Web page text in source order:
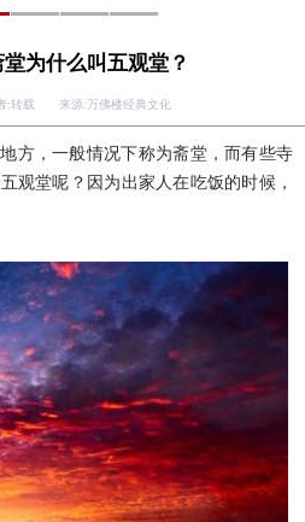
为什么叫五观堂？
转载 来源:万佛楼经典文化
方，一般情况下称为斋堂，而有些寺
观堂呢？因为出家人在吃饭的时候，